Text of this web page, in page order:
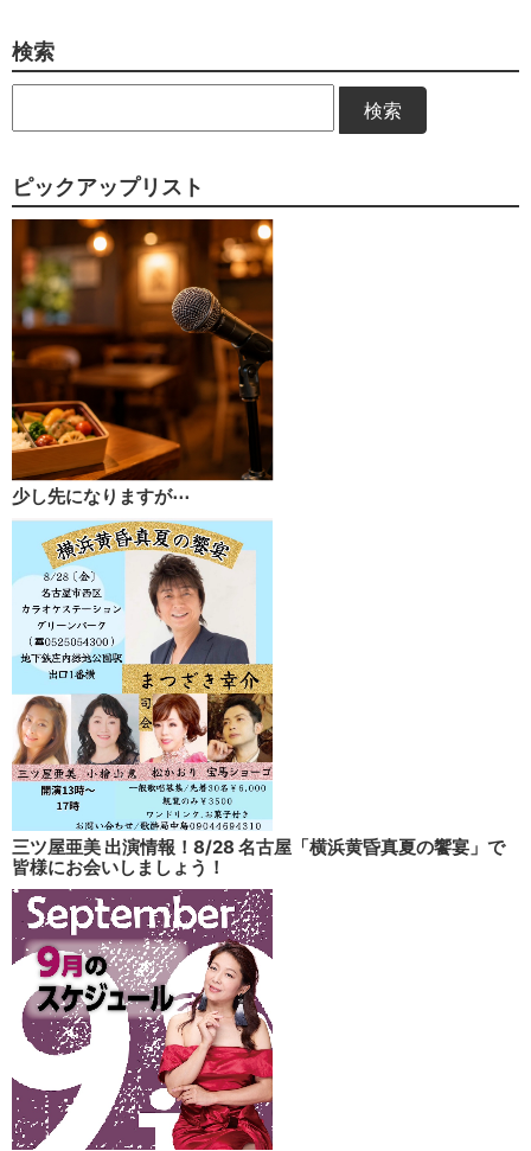
検索
検索
ピックアップリスト
少し先になりますが⋯
三ツ屋亜美 出演情報！8/28 名古屋「横浜黄昏真夏の饗宴」で
皆様にお会いしましょう！